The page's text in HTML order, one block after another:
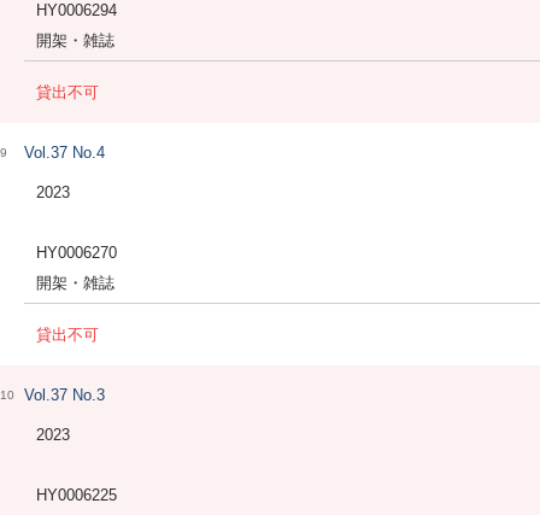
HY0006294
開架・雑誌
貸出不可
9 Vol.37 No.4
2023
HY0006270
開架・雑誌
貸出不可
10 Vol.37 No.3
2023
HY0006225